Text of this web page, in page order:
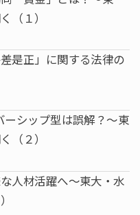
（１）
差是正」に関する法律の
ーシップ型は誤解？～東
（２）
人材活躍へ～東大・水